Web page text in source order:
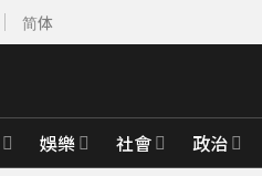
简体
娛樂 社會 政治